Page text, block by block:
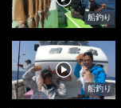
船釣り
船釣り